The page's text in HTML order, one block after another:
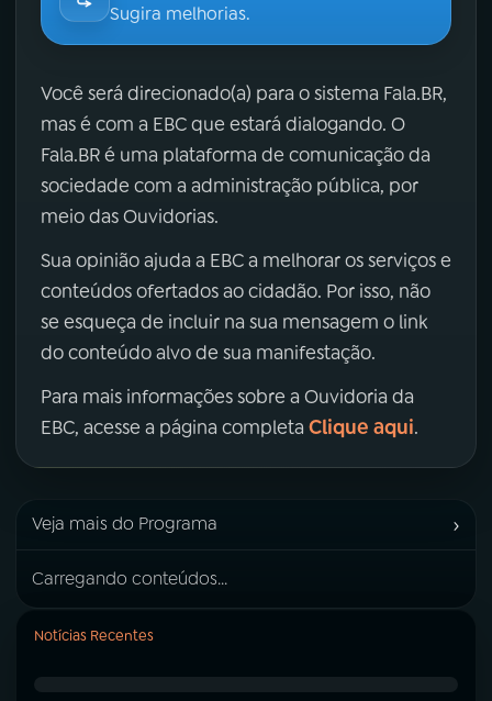
Sugira melhorias.
Você será direcionado(a) para o sistema Fala.BR,
mas é com a EBC que estará dialogando. O
Fala.BR é uma plataforma de comunicação da
sociedade com a administração pública, por
meio das Ouvidorias.
Sua opinião ajuda a EBC a melhorar os serviços e
conteúdos ofertados ao cidadão. Por isso, não
se esqueça de incluir na sua mensagem o link
do conteúdo alvo de sua manifestação.
Para mais informações sobre a Ouvidoria da
EBC, acesse a página completa Clique aqui.
Veja mais do Programa ›
Carregando conteúdos...
Notícias Recentes